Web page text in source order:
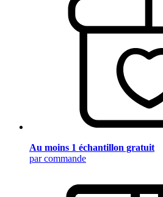
Au moins 1 échantillon gratuit
par commande